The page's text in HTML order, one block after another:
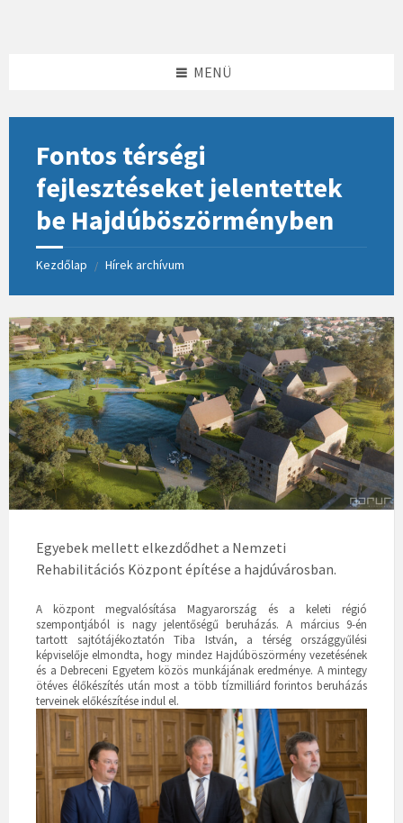
MENÜ
Fontos térségi
fejlesztéseket jelentettek
be Hajdúböszörményben
Kezdőlap / Hírek archívum
Egyebek mellett elkezdődhet a Nemzeti
Rehabilitációs Központ építése a hajdúvárosban.
A központ megvalósítása Magyarország és a keleti régió
szempontjából is nagy jelentőségű beruházás. A március 9-én
tartott sajtótájékoztatón Tiba István, a térség országgyűlési
képviselője elmondta, hogy mindez Hajdúböszörmény vezetésének
és a Debreceni Egyetem közös munkájának eredménye. A mintegy
ötéves élőkészítés után most a több tízmilliárd forintos beruházás
terveinek előkészítése indul el.